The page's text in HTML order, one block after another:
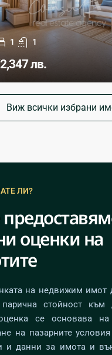
1 1
лв.
Виж всички избрани
ЛИ?
оценки на
на недвижим имот
парична стойност към
се основава на
на пазарните
и данни за имота и